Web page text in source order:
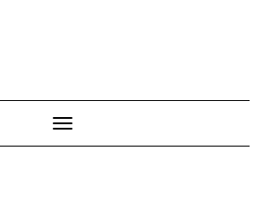
Cambiar modo de navegación